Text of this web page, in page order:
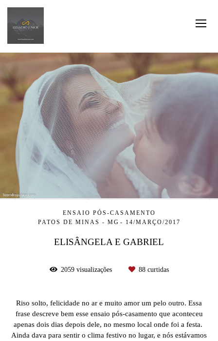
ENSAIO PÓS-CASAMENTO
PATOS DE MINAS - MG
14/MARÇO/2017
ELISÂNGELA E GABRIEL
2059visualizações 88curtidas
Riso solto, felicidade no ar e muito amor um pelo outro. Essa
frase descreve bem esse ensaio pós-casamento que aconteceu
apenas dois dias depois dele, no mesmo local onde foi a festa.
Ainda dava para sentir o clima festivo no lugar, e nós estávamos